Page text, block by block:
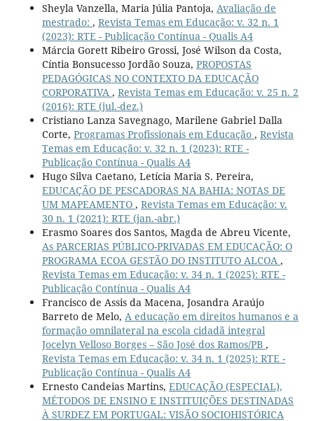
Sheyla Vanzella, Maria Júlia Pantoja, Avaliação de
mestrado: , Revista Temas em Educação: v. 32 n. 1
(2023): RTE - Publicação Contínua - Qualis A4
Márcia Gorett Ribeiro Grossi, José Wilson da Costa,
Cíntia Bonsucesso Jordão Souza, PROPOSTAS
PEDAGÓGICAS NO CONTEXTO DA EDUCAÇÃO
CORPORATIVA , Revista Temas em Educação: v. 25 n. 2
(2016): RTE (jul.-dez.)
Cristiano Lanza Savegnago, Marilene Gabriel Dalla
Corte, Programas Profissionais em Educação , Revista
Temas em Educação: v. 32 n. 1 (2023): RTE -
Publicação Contínua - Qualis A4
Hugo Silva Caetano, Letícia Maria S. Pereira,
EDUCAÇÃO DE PESCADORAS NA BAHIA: NOTAS DE
UM MAPEAMENTO , Revista Temas em Educação: v.
30 n. 1 (2021): RTE (jan.-abr.)
Erasmo Soares dos Santos, Magda de Abreu Vicente,
As PARCERIAS PÚBLICO-PRIVADAS EM EDUCAÇÃO: O
PROGRAMA ECOA GESTÃO DO INSTITUTO ALCOA ,
Revista Temas em Educação: v. 34 n. 1 (2025): RTE -
Publicação Contínua - Qualis A4
Francisco de Assis da Macena, Josandra Araújo
Barreto de Melo, A educação em direitos humanos e a
formação omnilateral na escola cidadã integral
Jocelyn Velloso Borges – São José dos Ramos/PB ,
Revista Temas em Educação: v. 34 n. 1 (2025): RTE -
Publicação Contínua - Qualis A4
Ernesto Candeias Martins, EDUCAÇÃO (ESPECIAL),
MÉTODOS DE ENSINO E INSTITUIÇÕES DESTINADAS
À SURDEZ EM PORTUGAL: VISÃO SOCIOHISTÓRICA